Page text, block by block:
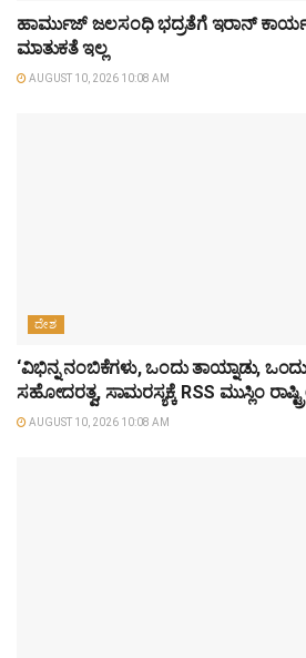
ಹಾರ್ಮುಜ್ ಜಲಸಂಧಿ ಭದ್ರತೆಗೆ ಇರಾನ್
ಮಾತುಕತೆ ಇಲ್ಲ
AUGUST 10, 2026 10:08 AM
ದೇಶ
‘ವಿಭಿನ್ನ ನಂಬಿಕೆಗಳು, ಒಂದು ತಾಯ್ನಾಡು,
ಸಹೋದರತ್ವ, ಸಾಮರಸ್ಯಕ್ಕೆ RSS ಮುಸ್ಲಿಂ
AUGUST 10, 2026 10:08 AM